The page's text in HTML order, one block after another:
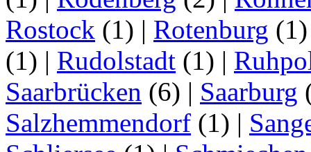
Rostock (1) | Rotenburg
(1) | Rudolstadt (1) |
Saarbrücken (6) | Saarburg
Salzhemmendorf (1) |